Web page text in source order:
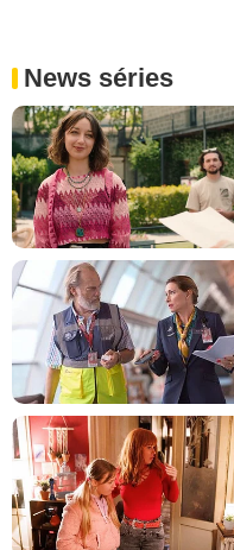
News séries